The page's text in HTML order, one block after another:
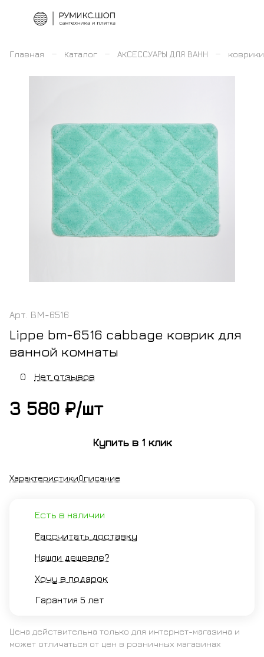
Главная – Каталог – АКСЕССУАРЫ ДЛЯ ВАНН –
Арт. BM-6516
Lippe bm-6516 cabbage коврик для
ванной комнаты
0 Нет отзывов
3 580 ₽/шт
Купить в 1 клик
ХарактеристикиОписание
Есть в наличии
Рассчитать доставку
Нашли дешевле?
Хочу в подарок
Гарантия 5 лет
Цена действительна только для интернет-магазина и
может отличаться от цен в розничных магазинах